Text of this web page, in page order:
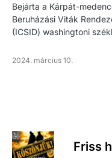
Bejárta a Kárpát-
Beruházási Viták
(ICSID) washingtoni
2024. március 10.
Friss